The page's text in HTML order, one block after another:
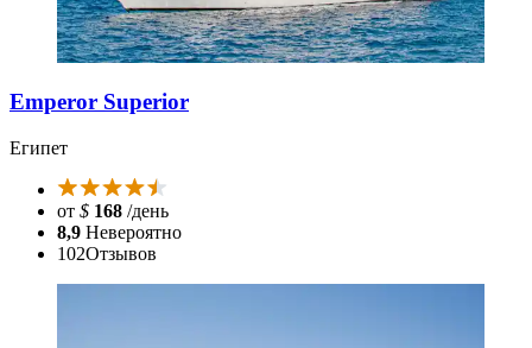
Emperor Superior
Египет
от $ 168 /день
8,9 Невероятно
102Отзывов